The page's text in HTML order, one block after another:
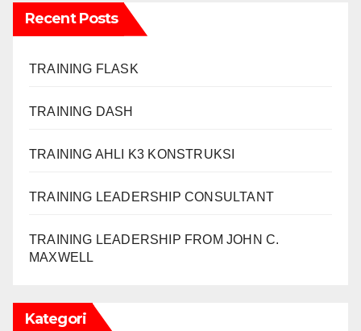
Recent Posts
TRAINING FLASK
TRAINING DASH
TRAINING AHLI K3 KONSTRUKSI
TRAINING LEADERSHIP CONSULTANT
TRAINING LEADERSHIP FROM JOHN C.
MAXWELL
Kategori